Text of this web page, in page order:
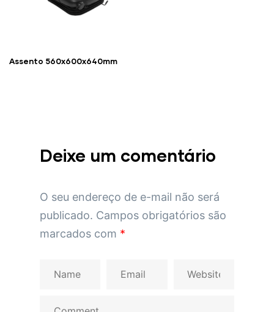
Assento 560x600x640mm
Deixe um comentário
O seu endereço de e-mail não será
publicado. Campos obrigatórios são
marcados com *